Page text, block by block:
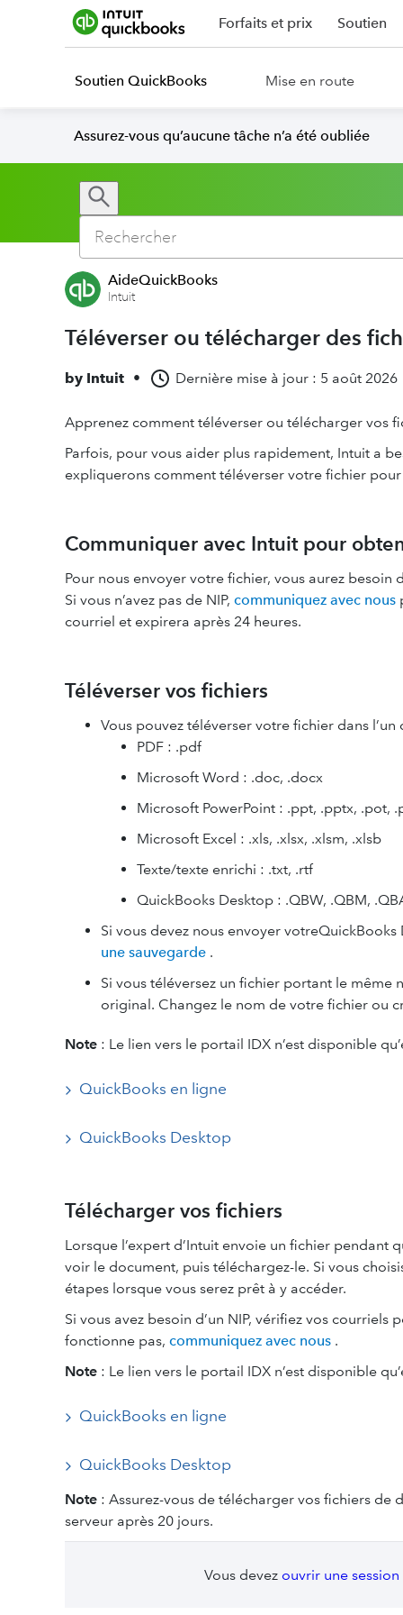
Forfaits et prix Soutien
Soutien QuickBooks Mise en route
Assurez-vous qu’aucune tâche n’a été oubliée
AideQuickBooks
Intuit
Téléverser ou télécharger des
by Intuit • Dernière mise à jour : 5 août 2026
Apprenez comment téléverser ou télécharger vos
Parfois, pour vous aider plus rapidement, Intuit a
expliquerons comment téléverser votre fichier
Communiquer avec Intuit pour
Pour nous envoyer votre fichier, vous aurez besoin
Si vous n’avez pas de NIP, communiquez avec nous
courriel et expirera après 24 heures.
Téléverser vos fichiers
Vous pouvez téléverser votre fichier dans l’un
PDF : .pdf
Microsoft Word : .doc, .docx
Microsoft PowerPoint : .ppt, .pptx, .pot,
Microsoft Excel : .xls, .xlsx, .xlsm, .xlsb
Texte/texte enrichi : .txt, .rtf
QuickBooks Desktop : .QBW, .QBM,
Si vous devez nous envoyer
une sauvegarde .
Si vous téléversez un fichier portant le même
original. Changez le nom de votre fichier ou
Note : Le lien vers le portail IDX n’est disponible
QuickBooks en ligne
QuickBooks Desktop
Télécharger vos fichiers
Lorsque l’expert d’Intuit envoie un fichier pendant
voir le document, puis téléchargez-le. Si vous
étapes lorsque vous serez prêt à y accéder.
Si vous avez besoin d’un NIP, vérifiez vos
fonctionne pas, communiquez avec nous .
Note : Le lien vers le portail IDX n’est disponible
QuickBooks en ligne
QuickBooks Desktop
Note : Assurez-vous de télécharger vos fichiers
serveur après 20 jours.
Vous devez ouvrir une session